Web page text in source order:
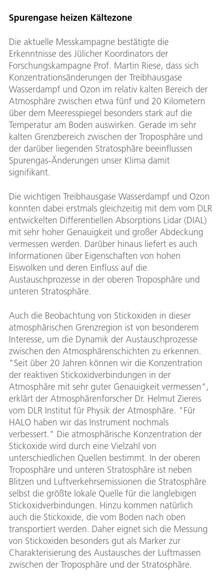
Spurengase heizen Kältezone
Die aktuelle Messkampagne bestätigte die
Erkenntnisse des Jülicher Koordinators der
Forschungskampagne Prof. Martin Riese, dass sich
Konzentrationsänderungen der Treibhausgase
Wasserdampf und Ozon im relativ kalten Bereich der
Atmosphäre zwischen etwa fünf und 20 Kilometern
über dem Meeresspiegel besonders stark auf die
Temperatur am Boden auswirken. Gerade im sehr
kalten Grenzbereich zwischen der Troposphäre und
der darüber liegenden Stratosphäre beeinflussen
Spurengas-Änderungen unser Klima damit
signifikant.
Die wichtigen Treibhausgase Wasserdampf und Ozon
konnten dabei erstmals gleichzeitig mit dem vom DLR
entwickelten Differentiellen Absorptions Lidar (DIAL)
mit sehr hoher Genauigkeit und großer Abdeckung
vermessen werden. Darüber hinaus liefert es auch
Informationen über Eigenschaften von hohen
Eiswolken und deren Einfluss auf die
Austauschprozesse in der oberen Troposphäre und
unteren Stratosphäre.
Auch die Beobachtung von Stickoxiden in dieser
atmosphärischen Grenzregion ist von besonderem
Interesse, um die Dynamik der Austauschprozesse
zwischen den Atmosphärenschichten zu erkennen.
"Seit über 20 Jahren können wir die Konzentration
der reaktiven Stickoxidverbindungen in der
Atmosphäre mit sehr guter Genauigkeit vermessen",
erklärt der Atmosphärenforscher Dr. Helmut Ziereis
vom DLR Institut für Physik der Atmosphäre. "Für
HALO haben wir das Instrument nochmals
verbessert." Die atmosphärische Konzentration der
Stickoxide wird durch eine Vielzahl von
unterschiedlichen Quellen bestimmt. In der oberen
Troposphäre und unteren Stratosphäre ist neben
Blitzen und Luftverkehrsemissionen die Stratosphäre
selbst die größte lokale Quelle für die langlebigen
Stickoxidverbindungen. Hinzu kommen natürlich
auch die Stickoxide, die vom Boden nach oben
transportiert werden. Daher eignet sich die Messung
von Stickoxiden besonders gut als Marker zur
Charakterisierung des Austausches der Luftmassen
zwischen der Troposphäre und der Stratosphäre.